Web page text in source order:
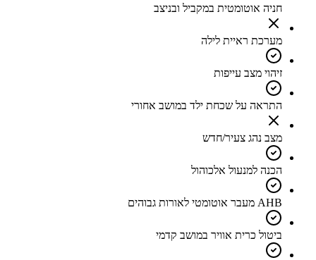
חניה אוטומטית במקביל ובניצב
מערכת ראיית לילה
זיהוי מצב עייפות
התראה על שכחת ילד במושב אחורי
מצב נהג צעיר/חדש
הכנה למנעול אלכוהול
AHB מעבר אוטומטי לאורות גבוהים
ביטול כרית אוויר במושב קדמי